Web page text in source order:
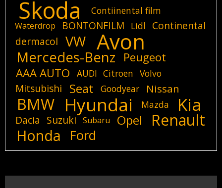
Skoda Contiinental film
Waterdrop BONTONFILM Lidl
Continental
dermacol
VW Avon
Mercedes-Benz
Peugeot
AAA AUTO
AUDI Citroen Volvo
Mitsubishi Seat Goodyear Nissan
BMW Hyundai Mazda Kia
Dacia Suzuki Subaru Opel Renault
Honda Ford